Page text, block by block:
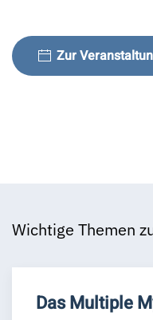
Zur
Wichtige Themen
Das Multiple